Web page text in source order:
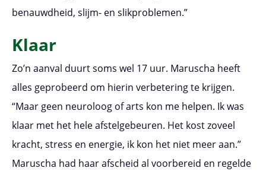
benauwdheid, slijm- en slikproblemen.”
Klaar
Zo’n aanval duurt soms wel 17 uur. Maruscha heeft
alles geprobeerd om hierin verbetering te krijgen.
“Maar geen neuroloog of arts kon me helpen. Ik was
klaar met het hele afstelgebeuren. Het kost zoveel
kracht, stress en energie, ik kon het niet meer aan.”
Maruscha had haar afscheid al voorbereid en regelde